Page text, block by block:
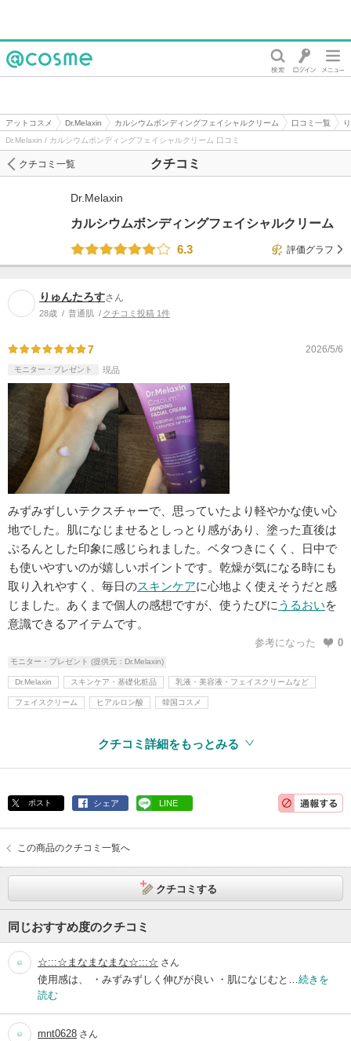
アットコスメ Dr.Melaxin カルシウムボンディングフェイシャルクリーム 口コミ一覧
Dr.Melaxin / カルシウムボンディングフェイシャルクリーム 口コミ
クチコミ
クチコミ一覧
Dr.Melaxin
カルシウムボンディングフェイシャルクリーム
6.3
評価グラフ
りゅんたろすさん
28歳 普通肌 クチコミ投稿 1件
7 2026/5/6
モニター・プレゼント 現品
みずみずしいテクスチャーで、思っていたより軽やかな使い心
地でした。肌になじませるとしっとり感があり、塗った直後は
ぷるんとした印象に感じられました。ベタつきにくく、日中で
も使いやすいのが嬉しいポイントです。乾燥が気になる時にも
取り入れやすく、毎日のスキンケアに心地よく使えそうだと感
じました。あくまで個人の感想ですが、使うたびに うるおいを
意識できるアイテムです。
参考になった 0
モニター・プレゼント (提供元：Dr.Melaxin)
Dr.Melaxin スキンケア・基礎化粧品 乳液・美容液・フェイスクリームなど
フェイスクリーム ヒアルロン酸 韓国コスメ
クチコミ詳細をもっとみる
ポスト シェア LINE
この商品のクチコミ一覧へ
クチコミする
同じおすすめ度のクチコミ
☆:::☆まなまなまな☆:::☆ さん
使用感は、 ・みずみずしく伸びが良い ・肌になじむと…続きを
読む
mnt0628 さん